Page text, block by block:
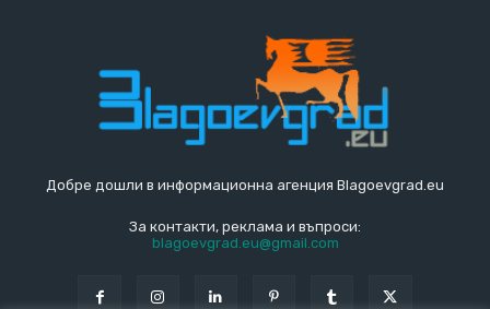
Добре дошли в информационна агенция Blagoevgrad.eu
За контакти, реклама и въпроси:
blagoevgrad.eu@gmail.com